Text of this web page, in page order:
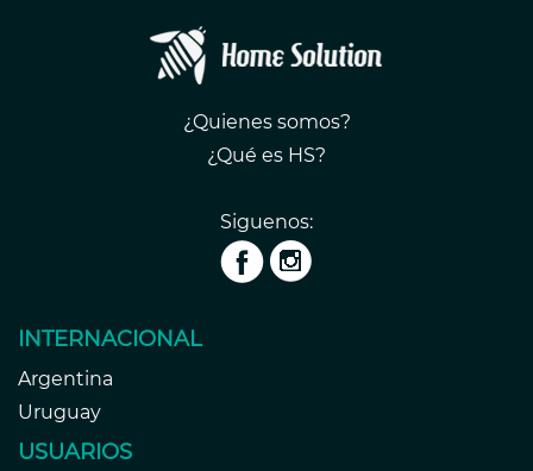
¿Quienes somos?
¿Qué es HS?
Siguenos:
INTERNACIONAL
Argentina
Uruguay
USUARIOS